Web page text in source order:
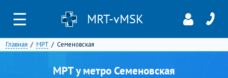
☰ MRT-vMSK
Главная МРТ Семеновская
МРТ у метро Семеновская